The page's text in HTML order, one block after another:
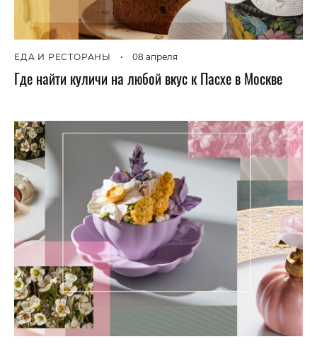
ЕДА И РЕСТОРАНЫ • 08 апреля
Где найти куличи на любой вкус к Пасхе в Москве